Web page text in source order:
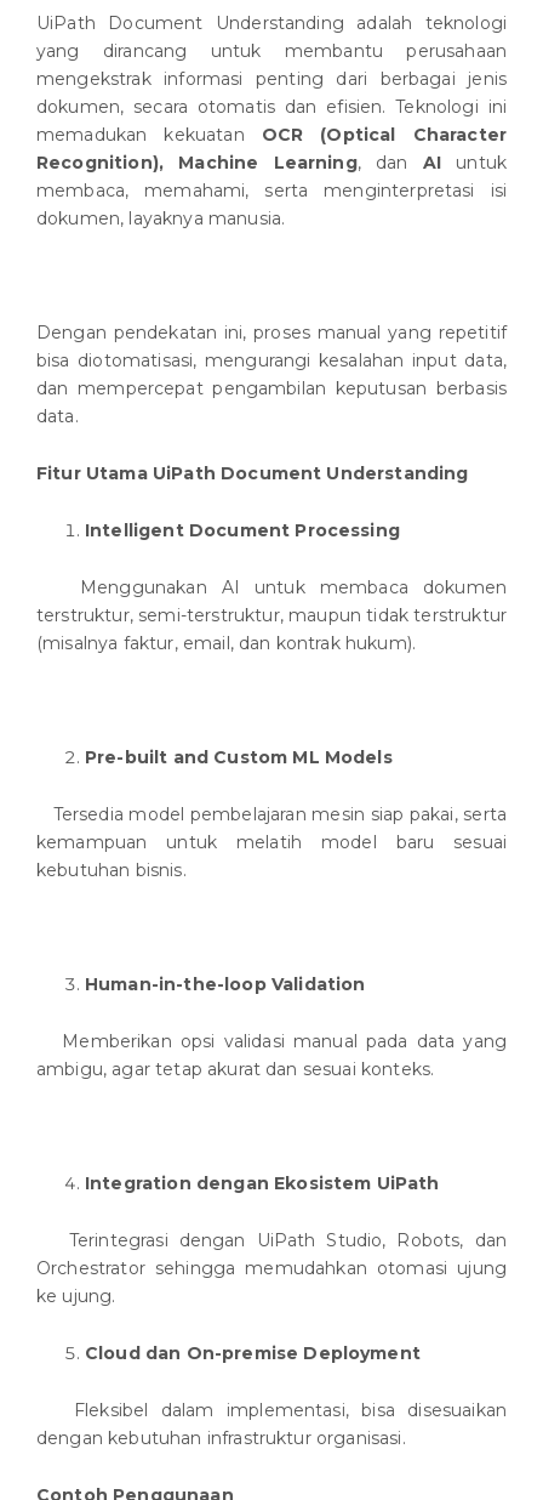
UiPath Document Understanding adalah teknologi
yang dirancang untuk membantu perusahaan
mengekstrak informasi penting dari berbagai jenis
dokumen, secara otomatis dan efisien. Teknologi ini
memadukan kekuatan OCR (Optical Character
Recognition),
Machine Learning, dan AI untuk
membaca, memahami, serta menginterpretasi isi
dokumen, layaknya manusia.
Dengan pendekatan ini, proses manual yang repetitif
bisa diotomatisasi, mengurangi kesalahan input data,
dan mempercepat pengambilan keputusan berbasis
data.
Fitur Utama UiPath Document Understanding
Intelligent Document Processing
Menggunakan AI untuk membaca dokumen
terstruktur, semi-terstruktur, maupun tidak terstruktur
(misalnya faktur, email, dan kontrak hukum).
Pre-built and Custom ML Models
Tersedia model pembelajaran mesin siap pakai, serta
kemampuan untuk melatih model baru sesuai
kebutuhan bisnis.
Human-in-the-loop Validation
Memberikan opsi validasi manual pada data yang
ambigu, agar tetap akurat dan sesuai konteks.
Integration dengan Ekosistem UiPath
Terintegrasi dengan UiPath Studio, Robots, dan
Orchestrator sehingga memudahkan otomasi ujung
ke ujung.
Cloud dan On-premise Deployment
Fleksibel dalam implementasi, bisa disesuaikan
dengan kebutuhan infrastruktur organisasi.
Contoh Penggunaan